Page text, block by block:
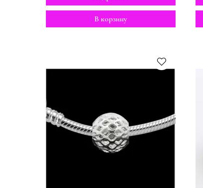
В корзину